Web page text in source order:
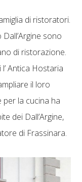
di ristoratori.
sono
di ristorazione.
Antica Hostaria
il loro
la cucina ha
dei Dall’Argine,
di Frassinara.